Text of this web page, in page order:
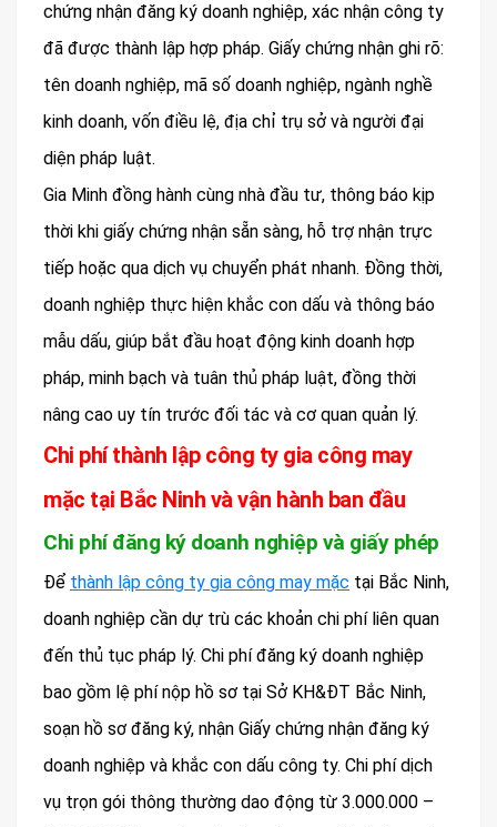
chứng nhận đăng ký doanh nghiệp, xác nhận công ty
đã được thành lập hợp pháp. Giấy chứng nhận ghi rõ:
tên doanh nghiệp, mã số doanh nghiệp, ngành nghề
kinh doanh, vốn điều lệ, địa chỉ trụ sở và người đại
diện pháp luật.
Gia Minh đồng hành cùng nhà đầu tư, thông báo kịp
thời khi giấy chứng nhận sẵn sàng, hỗ trợ nhận trực
tiếp hoặc qua dịch vụ chuyển phát nhanh. Đồng thời,
doanh nghiệp thực hiện khắc con dấu và thông báo
mẫu dấu, giúp bắt đầu hoạt động kinh doanh hợp
pháp, minh bạch và tuân thủ pháp luật, đồng thời
nâng cao uy tín trước đối tác và cơ quan quản lý.
Chi phí thành lập công ty gia công may
mặc tại Bắc Ninh và vận hành ban đầu
Chi phí đăng ký doanh nghiệp và giấy phép
Để thành lập công ty gia công may mặc tại Bắc Ninh,
doanh nghiệp cần dự trù các khoản chi phí liên quan
đến thủ tục pháp lý. Chi phí đăng ký doanh nghiệp
bao gồm lệ phí nộp hồ sơ tại Sở KH&ĐT Bắc Ninh,
soạn hồ sơ đăng ký, nhận Giấy chứng nhận đăng ký
doanh nghiệp và khắc con dấu công ty. Chi phí dịch
vụ trọn gói thông thường dao động từ 3.000.000 –